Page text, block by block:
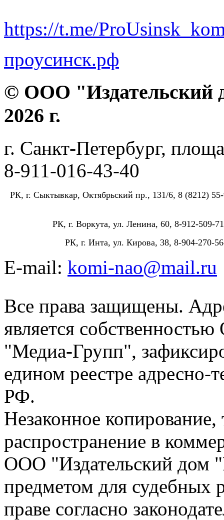
https://t.me/
проусинск.рф
© ООО "Издательский
2026 г.
г. Санкт-Петербург,
8-911-016-43-40
РК, г. Сыктывкар, Октябрьский пр., 131/6, 8 (8212)
РК, г. Воркута, ул. Ленина, 60, 8-912-509-
РК, г. Инта, ул. Кирова, 38, 8-904-270-
E-mail: komi-nao@mail.ru
Все права защищены.
является
"Медиа-Групп",
едином реестре адресно-
РФ.
Незаконное
распространение в
ООО "Издательский дом
предметом для судебных
праве согласно